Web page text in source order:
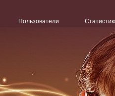
Пользователи